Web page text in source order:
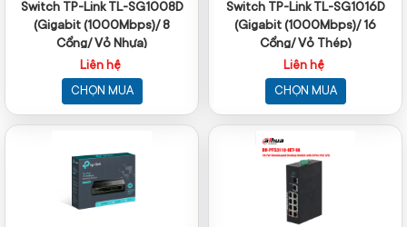
Switch TP-Link TL-SG1008D
(Gigabit (1000Mbps)/ 8
Cổng/ Vỏ Nhựa)
Liên hệ
CHỌN MUA
Switch TP-Link TL-SG1016D
(Gigabit (1000Mbps)/ 16
Cổng/ Vỏ Thép)
Liên hệ
CHỌN MUA